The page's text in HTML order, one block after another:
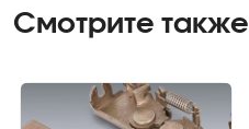
Смотрите также